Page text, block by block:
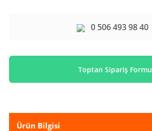
0 506 493 98 40
Toptan Sipariş Formu
Ürün Bilgisi